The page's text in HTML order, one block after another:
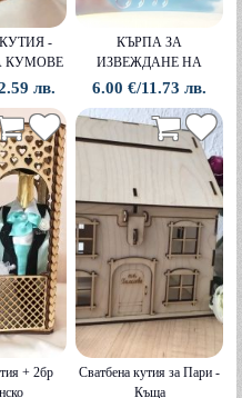
-
КУМОВЕ
СЪС
лв.
КЪРПА ЗА
ИЗВЕЖДАНЕ НА
БУЛКА
6.00 €/11.73 лв.
+ 2бр
Сватбена кутия за Пари -
Къща